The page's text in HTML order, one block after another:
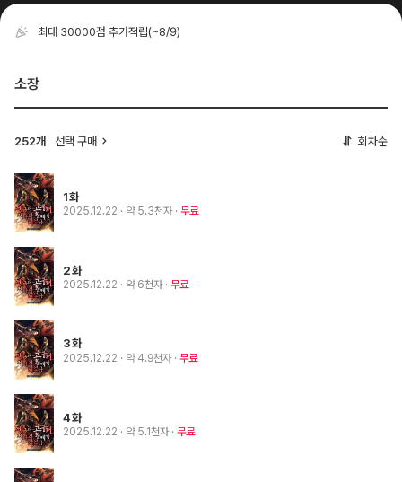
최대 30000점 추가적립(~8/9)
소장
252개 선택 구매 회차순
1화
2025.12.22 · 약 5.3천자 무료
2화
2025.12.22 · 약 6천자 무료
3화
2025.12.22 · 약 4.9천자 무료
4화
2025.12.22 · 약 5.1천자 무료